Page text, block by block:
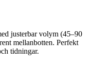
justerbar volym (45–90
mellanbotten. Perfekt
tidningar.